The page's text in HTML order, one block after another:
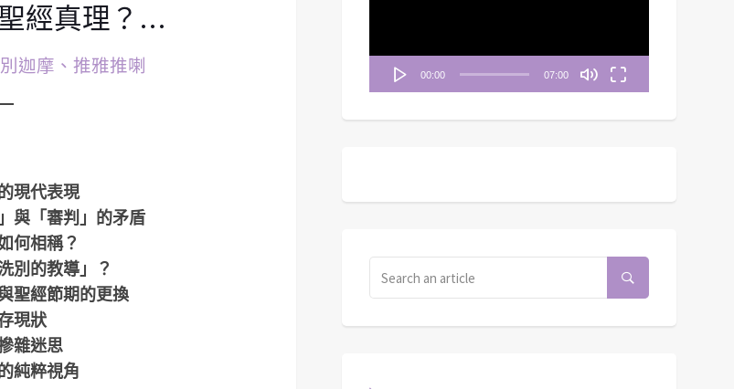
經真理？…
迦摩、推雅推喇
現代表現
與「審判」的矛盾
何相稱？
別的教導」？
聖經節期的更換
現狀
雜迷思
純粹視角
00:00 07:00